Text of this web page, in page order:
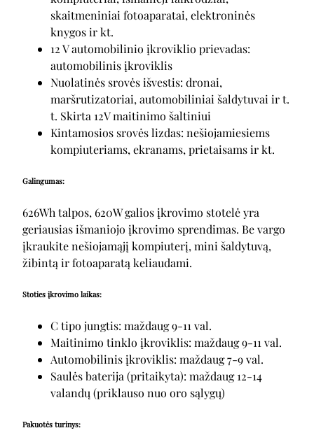
skaitmeniniai fotoaparatai, elektroninės
knygos ir kt.
12 V automobilinio įkroviklio prievadas:
automobilinis įkroviklis
Nuolatinės srovės išvestis: dronai,
maršrutizatoriai, automobiliniai šaldytuvai ir t.
t. Skirta 12V maitinimo šaltiniui
Kintamosios srovės lizdas: nešiojamiesiems
kompiuteriams, ekranams, prietaisams ir kt.
Galingumas:
626Wh talpos, 620W galios įkrovimo stotelė yra
geriausias išmaniojo įkrovimo sprendimas. Be vargo
įkraukite nešiojamąjį kompiuterį, mini šaldytuvą,
žibintą ir fotoaparatą keliaudami.
Stoties įkrovimo laikas:
C tipo jungtis: maždaug 9-11 val.
Maitinimo tinklo įkroviklis: maždaug 9-11 val.
Automobilinis įkroviklis: maždaug 7-9 val.
Saulės baterija (pritaikyta): maždaug 12-14
valandų (priklauso nuo oro sąlygų)
Pakuotės turinys: